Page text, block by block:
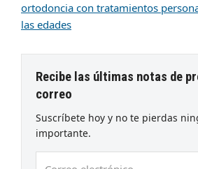
ortodoncia con tratamientos
las edades
Recibe las últimas notas de
correo
Suscríbete hoy y no te pierdas
importante.